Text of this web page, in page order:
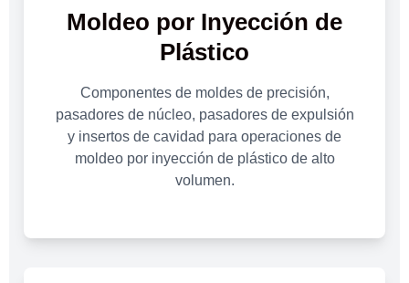
Moldeo por Inyección de
Plástico
Componentes de moldes de precisión,
pasadores de núcleo, pasadores de expulsión
y insertos de cavidad para operaciones de
moldeo por inyección de plástico de alto
volumen.